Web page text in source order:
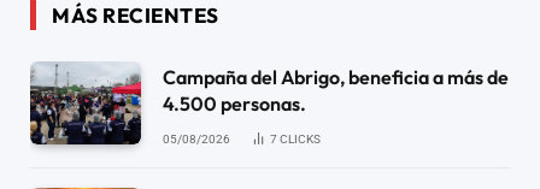
MÁS RECIENTES
Campaña del Abrigo, beneficia a más de
4.500 personas.
05/08/2026 7 CLICKS